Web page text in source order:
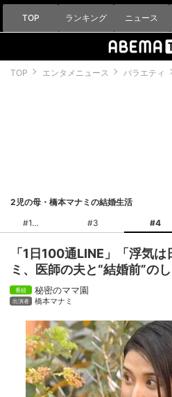
TOP ランキング ニュース
TOP エンタメニュース バラエティ
2児の母・橋本マナミの結婚生活
#1
#3 #4
「1日100通LINE」「浮気
ミ、医師の夫と“結婚前”の
秘密のママ園
橋本マナミ